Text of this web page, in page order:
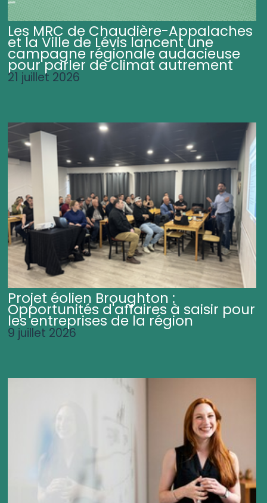
Les MRC de Chaudière-Appalaches
et la Ville de Lévis lancent une
campagne régionale audacieuse
pour parler de climat autrement
21 juillet 2026
Projet éolien Broughton :
Opportunités d'affaires à saisir pour
les entreprises de la région
9 juillet 2026